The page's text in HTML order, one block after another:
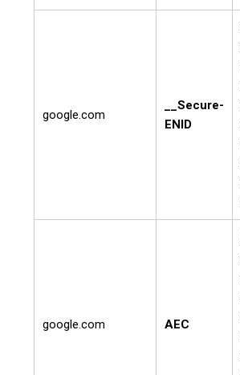
google.com
__Secure-
ENID
google.com AEC